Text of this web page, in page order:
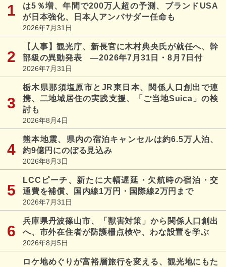
は5％増、年間で200万人超の予測、ブランドUSA
が日本強化、日本人アンバサダー任命も
2026年7月31日
【人事】観光庁、新長官に木村典央氏が就任へ、幹
部級の異動発表 ―2026年7月31日・8月7日付
2026年7月31日
栃木県那須塩原市とJR東日本、関係人口創出で連
携、二地域居住の実践支援、「ご当地Suica」の検
討も
2026年8月4日
熊本地震、県内の宿泊キャンセルは約6.5万人泊、
約9億円にのぼる見込み
2026年8月3日
LCCピーチ、新たに大幅遅延・欠航時の宿泊・交
通費を補償、国内線1万円・国際線2万円まで
2026年7月31日
兵庫県丹波篠山市、「獣害対策」から関係人口創出
へ、市外在住者が防護柵点検や、わな設置を学ぶ
2026年8月5日
ロケ地めぐりが富裕層旅行を変える、観光地にもた